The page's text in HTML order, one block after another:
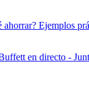
ahorrar? Ejemplos
en directo -